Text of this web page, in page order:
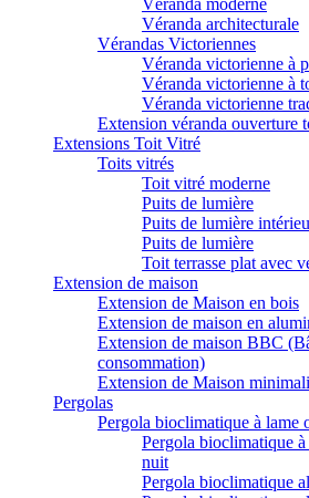
Véranda moderne
Véranda architecturale
Vérandas Victoriennes
Véranda victorienne à
Véranda victorienne à
Véranda victorienne
Extension véranda ouverture
Extensions Toit Vitré
Toits vitrés
Toit vitré moderne
Puits de lumière
Puits de lumière
Puits de lumière
Toit terrasse plat avec
Extension de maison
Extension de Maison en bois
Extension de maison en
Extension de maison BBC
consommation)
Extension de Maison
Pergolas
Pergola bioclimatique à lame
Pergola bioclimatique
nuit
Pergola bioclimatique